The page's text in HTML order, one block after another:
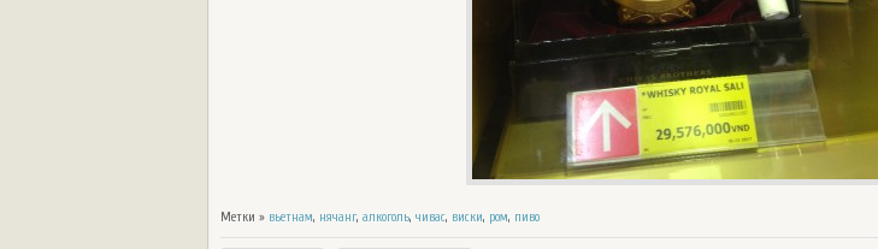
Метки » вьетнам, нячанг, алкоголь, чивас, виски, ром, пиво